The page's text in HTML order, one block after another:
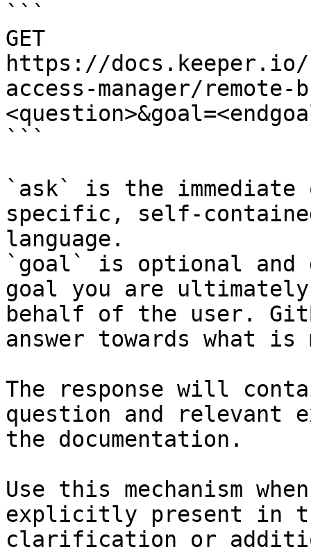
```
GET
https://
access-manager/
```
`ask` is the
specific, self-
language.
`goal` is optional and
goal you are
behalf of the user.
answer towards what
The response will
question and relevant
the documentation.
Use this mechanism
explicitly present in
clarification or